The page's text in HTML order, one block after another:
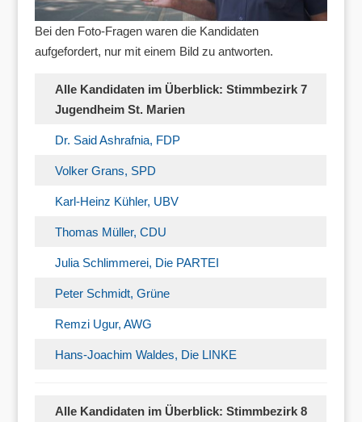
Bei den Foto-Fragen waren die Kandidaten
aufgefordert, nur mit einem Bild zu antworten.
Alle Kandidaten im Überblick: Stimmbezirk 7
Jugendheim St. Marien
Dr. Said Ashrafnia, FDP
Volker Grans, SPD
Karl-Heinz Kühler, UBV
Thomas Müller, CDU
Julia Schlimmerei, Die PARTEI
Peter Schmidt, Grüne
Remzi Ugur, AWG
Hans-Joachim Waldes, Die LINKE
Alle Kandidaten im Überblick: Stimmbezirk 8